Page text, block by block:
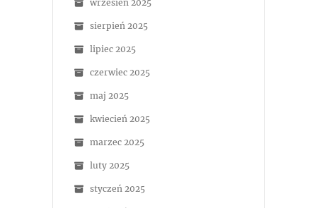
wrzesień 2025
sierpień 2025
lipiec 2025
czerwiec 2025
maj 2025
kwiecień 2025
marzec 2025
luty 2025
styczeń 2025